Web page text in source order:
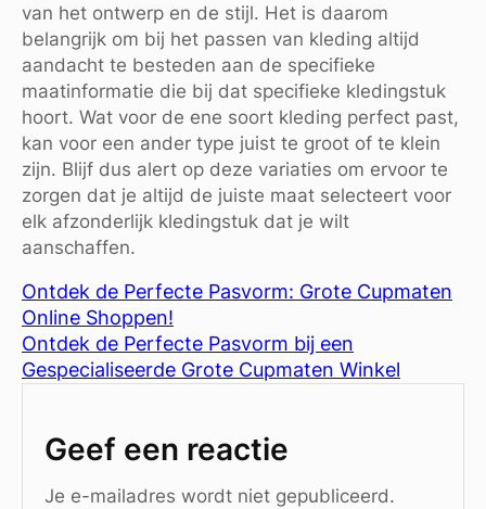
van het ontwerp en de stijl. Het is daarom
belangrijk om bij het passen van kleding altijd
aandacht te besteden aan de specifieke
maatinformatie die bij dat specifieke kledingstuk
hoort. Wat voor de ene soort kleding perfect past,
kan voor een ander type juist te groot of te klein
zijn. Blijf dus alert op deze variaties om ervoor te
zorgen dat je altijd de juiste maat selecteert voor
elk afzonderlijk kledingstuk dat je wilt
aanschaffen.
Ontdek de Perfecte Pasvorm: Grote Cupmaten
Online Shoppen!
Ontdek de Perfecte Pasvorm bij een
Gespecialiseerde Grote Cupmaten Winkel
Geef een reactie
Je e-mailadres wordt niet gepubliceerd.